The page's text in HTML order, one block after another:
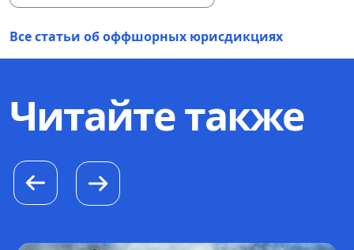
Все статьи об оффшорных юрисдикциях
Читайте также